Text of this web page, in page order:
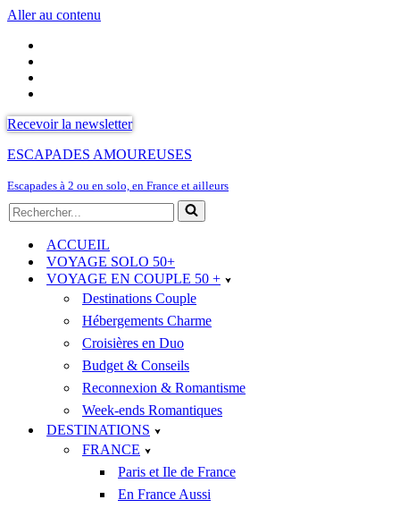
Aller au contenu
Recevoir la newsletter
ESCAPADES AMOUREUSES
Escapades à 2 ou en solo, en France et ailleurs
Rechercher...
ACCUEIL
VOYAGE SOLO 50+
VOYAGE EN COUPLE 50 +
Destinations Couple
Hébergements Charme
Croisières en Duo
Budget & Conseils
Reconnexion & Romantisme
Week-ends Romantiques
DESTINATIONS
FRANCE
Paris et Ile de France
En France Aussi